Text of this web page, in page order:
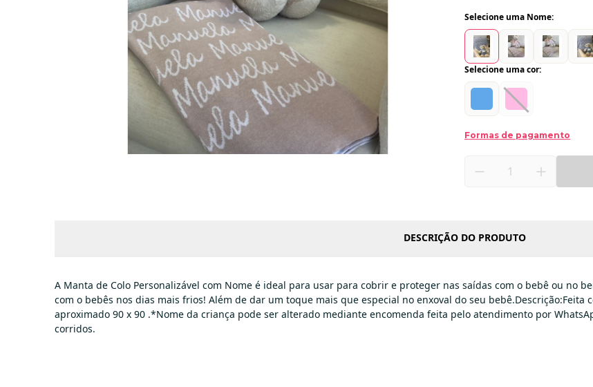
Selecione uma Nome:
Selecione uma cor:
Formas de pagamento
DESCRIÇÃO DO PRODUTO
A Manta de Colo Personalizável com Nome é ideal para usar para cobrir e proteger nas saídas com o bebê ou no
com o bebês nos dias mais frios! Além de dar um toque mais que especial no enxoval do seu bebê.Descrição:Feita
aproximado 90 x 90 .*Nome da criança pode ser alterado mediante encomenda feita pelo atendimento por
corridos.